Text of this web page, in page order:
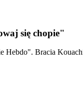
się chopie"
Bracia